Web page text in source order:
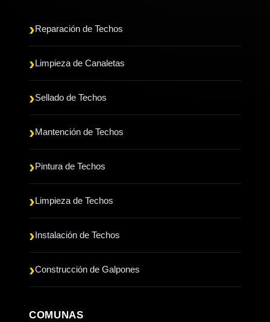
Reparación de Techos
Limpieza de Canaletas
Sellado de Techos
Mantención de Techos
Pintura de Techos
Limpieza de Techos
Instalación de Techos
Construcción de Galpones
COMUNAS